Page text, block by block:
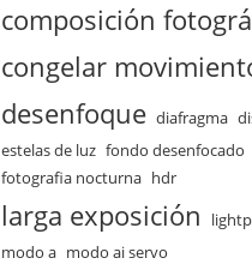
composición
congelar
desenfoque diafragma
estelas de luz fondo desenfocado
fotografia nocturna hdr
larga exposición
modo a modo ai servo